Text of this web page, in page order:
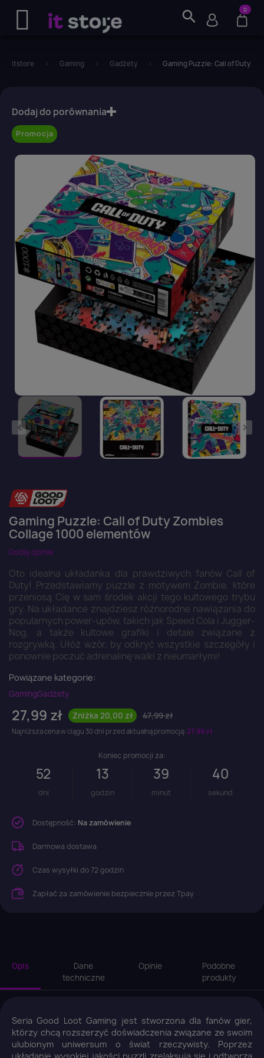
search 0
itstore Gaming Gadżety Gaming Puzzle: Call of Duty
Promocja
Gaming Puzzle: Call of Duty Zombies
Collage 1000 elementów
Dodaj opinie
Oto idealna układanka dla prawdziwych fanów Call of
Duty! Przedstawiamy puzzle z motywem Zombie, które
przeniosą Cię w sam środek akcji tego kultowego trybu
gry. Na układance znajdziesz różnorodne nawiązania do
popularnych power-upów, takich jak Speed Cola i Jugger-
Nog, a także kultowe grafiki i detale związane z
rozgrywką. Ułóż wzór, by odkryć wszystkie szczegóły i
ponownie poczuć adrenalinę walki z nieumarłymi!
Powiązane kategorie:
GamingGadżety
47,99 zł
Zniżka 20,00 zł
27,99 zł
Najniższa cena w ciągu 30 dni przed aktualną promocją: 27,99 zł
Koniec promocji za:
52
dni
13
godzin
39
minut
39
sekund
Dodaj do porównania
Dostępność: Na zamówienie
Darmowa dostawa
Czas wysyłki do 72 godzin
Zapłać za zamówienie bezpiecznie przez Tpay
Opis
Dane
techniczne
Opinie
Podobne
produkty
Seria Good Loot Gaming jest stworzona dla fanów gier,
którzy chcą rozszerzyć doświadczenia związane ze swoim
ulubionym uniwersum o świat rzeczywisty. Poprzez